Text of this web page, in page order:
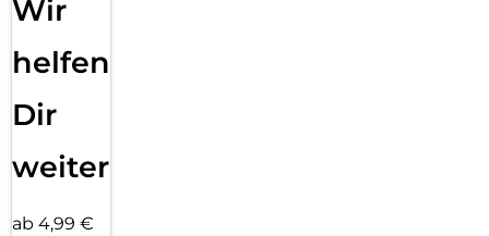
Wir
helfen
Dir
weiter
ab 4,99 €